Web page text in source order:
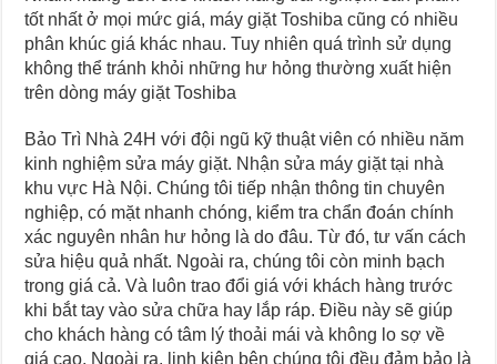
tốt nhất ở mọi mức giá, máy giặt Toshiba cũng có nhiều
phân khúc giá khác nhau. Tuy nhiên quá trình sử dụng
không thể tránh khỏi những hư hỏng thường xuất hiện
trên dòng máy giặt Toshiba
Bảo Trì Nhà 24H với đội ngũ kỹ thuật viên có nhiều năm
kinh nghiệm sửa máy giặt. Nhận sửa máy giặt tại nhà
khu vực Hà Nội. Chúng tôi tiếp nhận thông tin chuyên
nghiệp, có mặt nhanh chóng, kiểm tra chẩn đoán chính
xác nguyên nhân hư hỏng là do đâu. Từ đó, tư vấn cách
sửa hiệu quả nhất. Ngoài ra, chúng tôi còn minh bạch
trong giá cả. Và luôn trao đổi giá với khách hàng trước
khi bắt tay vào sửa chữa hay lắp ráp. Điều này sẽ giúp
cho khách hàng có tâm lý thoải mái và không lo sợ về
giá cao. Ngoài ra, linh kiện bên chúng tôi đều đảm bảo là